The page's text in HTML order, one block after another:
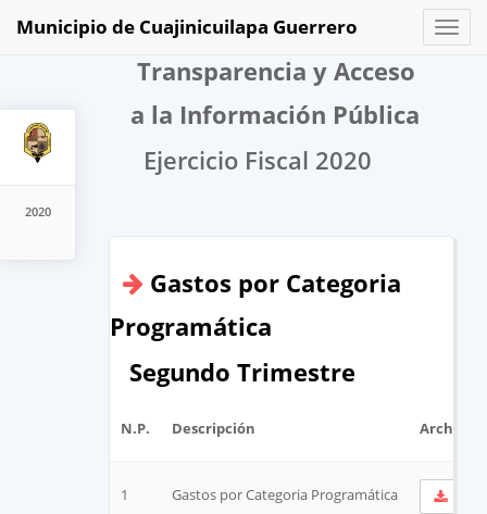
2020
Toggle
Municipio de Cuajinicuilapa Guerrero
Transparencia y Acceso
a la Información Pública
Ejercicio Fiscal 2020
Gastos por Categoria
Programática
Segundo Trimestre
N.P. Descripción Archivo
1 Gastos por Categoria Programática